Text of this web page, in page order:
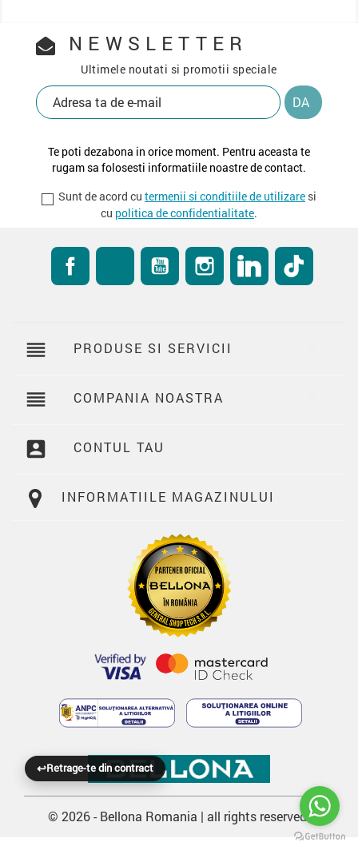
NEWSLETTER
Ultimele noutati si promotii speciale
Te poti dezabona in orice moment. Pentru aceasta te
rugam sa folosesti informatiile noastre de contact.
Sunt de acord cu termenii si conditiile de utilizare si
cu politica de confidentialitate.
FacebookRSS YouTube InstagramLinkedIn
reorder PRODUSE SI SERVICII
reorder COMPANIA NOASTRA
account_box CONTUL TAU
INFORMATIILE MAGAZINULUI
↩Retrage-te din contract
© 2026 - Bellona Romania | all rights reserved.